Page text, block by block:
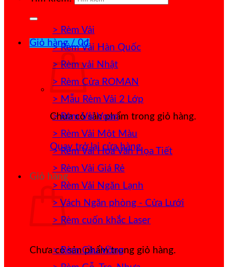
Giỏ hàng /0₫
Chưa có sản phẩm trong giỏ hàng.
Quay trở lại cửa hàng
Giỏ hàng
Chưa có sản phẩm trong giỏ hàng.
> Rèm Vải
> Rèm Vải Hàn Quốc
> Rèm vải Nhật
> Rèm Cửa ROMAN
> Mẫu Rèm Vải 2 Lớp
> Rèm Vải Voan
> Rèm Vải Một Màu
> Rèm Vải Hoa Văn Họa Tiết
> Rèm Vải Giá Rẻ
> Rèm Vải Ngăn Lạnh
> Vách Ngăn phòng - Cửa Lưới
> Rèm cuốn khắc Laser
> Rèm Cầu Vồng